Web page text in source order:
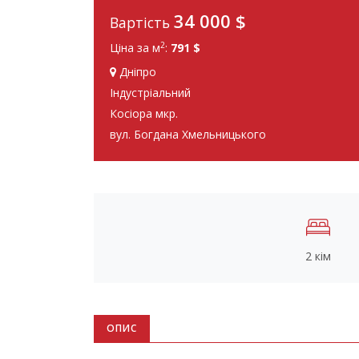
Вартість 34 000 $
Ціна за м2: 791 $
Дніпро
Індустріальний
Косіора мкр.
вул. Богдана Хмельницького
2 кім
ОПИС